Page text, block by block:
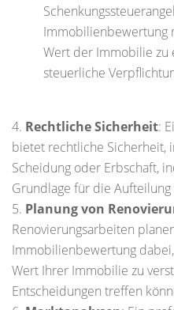
Immobilienbewertung
Wert der Immobilie
steuerliche
4. Rechtliche Sicherheit:
bietet rechtliche Sicherheit,
Scheidung oder Erbschaft,
Grundlage für die
5. Planung von
Renovierungsarbeiten
Immobilienbewertung
Wert Ihrer Immobilie zu
Entscheidungen treffen